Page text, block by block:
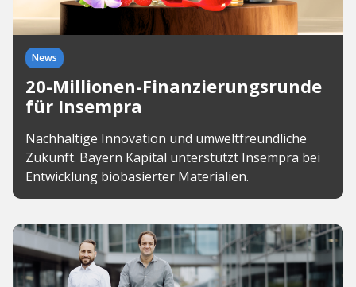
News
20-Millionen-Finanzierungsrunde
für Insempra
Nachhaltige Innovation und umweltfreundliche
Zukunft. Bayern Kapital unterstützt Insempra bei
Entwicklung biobasierter Materialien.